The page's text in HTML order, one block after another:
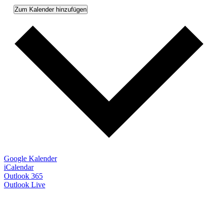
Zum Kalender hinzufügen
Google Kalender
iCalendar
Outlook 365
Outlook Live